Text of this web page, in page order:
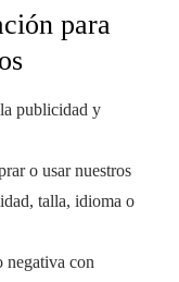
para
la publicidad y
o usar nuestros
talla, idioma o
negativa con